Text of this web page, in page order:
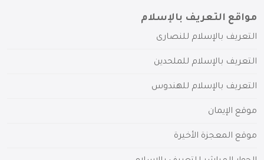
مواقع التعريف بالإسلام
التعريف بالإسلام للنصارى
التعريف بالإسلام للملحدين
التعريف بالإسلام للهندوس
موقع الإيمان
موقع المعجزة الأخيرة